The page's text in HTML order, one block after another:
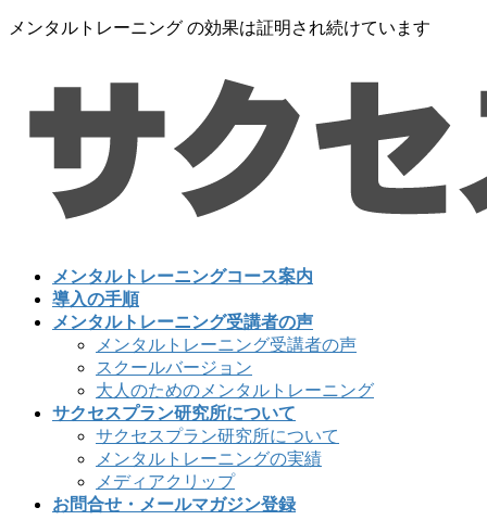
コ
ナ
メンタルトレーニング の効果は証明され続けています
メンタルトレーニングコース案内
導入の手順
メンタルトレーニング受講者の声
メンタルトレーニング受講者の声
スクールバージョン
大人のためのメンタルトレーニング
サクセスプラン研究所について
サクセスプラン研究所について
メンタルトレーニングの実績
メディアクリップ
お問合せ・メールマガジン登録